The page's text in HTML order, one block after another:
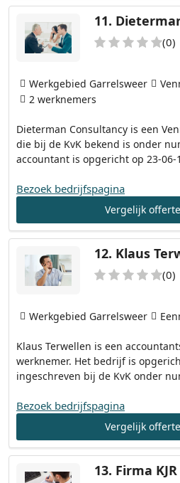
11.
(0)
Dieterman Consultancy is een
die bij de KvK bekend is onder
accountant is opgericht op 23-06-
Werkgebied Garrelsweer
2 werknemers
Bezoek bedrijfspagina
Vergelijk
12. Klaus
(0)
Klaus Terwellen is een
werknemer. Het bedrijf is
ingeschreven bij de KvK onder
Werkgebied Garrelsweer
Bezoek bedrijfspagina
Vergelijk
13. Firma